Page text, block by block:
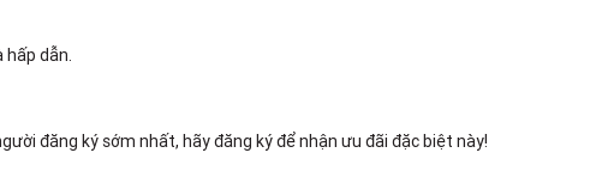
hấp dẫn.
đăng ký sớm nhất, hãy đăng ký để nhận ưu đãi đặc biệt này!